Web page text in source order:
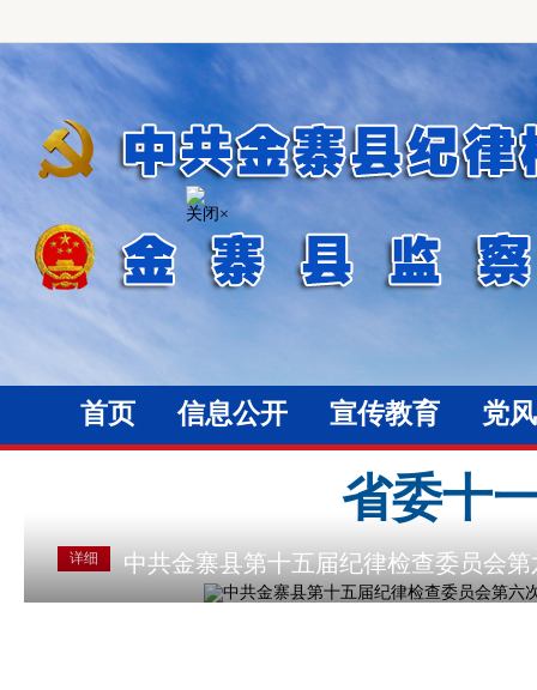
首页 信息公开 宣传教育 党
省委十
详细 中共金寨县第十五届纪律检查委员会
关闭×